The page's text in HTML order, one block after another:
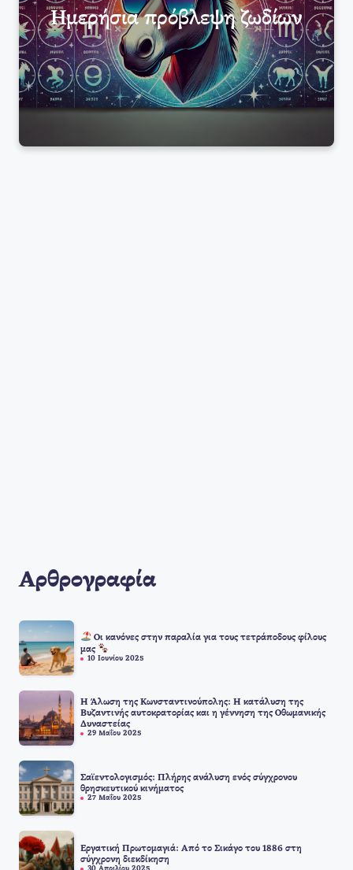
Ημερήσια πρόβλεψη ζωδίων
Αρθρογραφία
Οι κανόνες στην παραλία για τους τετράποδους φίλους
μας
10 Ιουνίου 2025
Η Άλωση της Κωνσταντινούπολης: Η κατάλυση της
Βυζαντινής αυτοκρατορίας και η γέννηση της Οθωμανικής
Δυναστείας
29 Μαΐου 2025
Σαϊεντολογισμός: Πλήρης ανάλυση ενός σύγχρονου
θρησκευτικού κινήματος
27 Μαΐου 2025
Εργατική Πρωτομαγιά: Από το Σικάγο του 1886 στη
σύγχρονη διεκδίκηση